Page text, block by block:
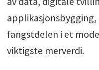
fangstdelen i et
viktigste merverdi.